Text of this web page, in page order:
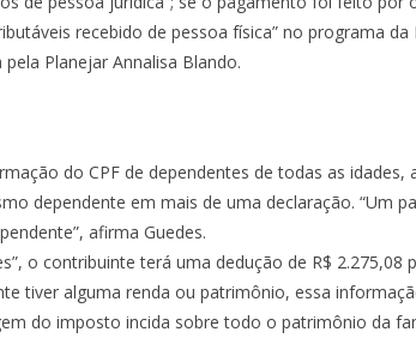
recebido de pessoa física” no programa da
Planejar Annalisa Blando.
do CPF de dependentes de todas as idades,
dependente em mais de uma declaração. “Um
afirma Guedes.
o contribuinte terá uma dedução de R$
tiver alguma renda ou patrimônio, essa
do imposto incida sobre todo o patrimônio da